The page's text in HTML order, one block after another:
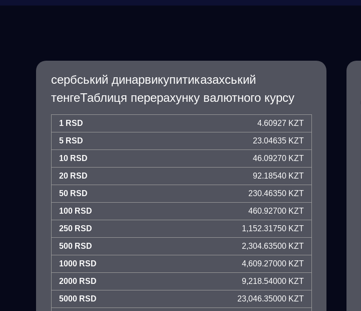
сербський динарвикупитиказахський
тенгеТаблиця перерахунку валютного курсу
1 RSD 4.60927 KZT
5 RSD 23.04635 KZT
10 RSD 46.09270 KZT
20 RSD 92.18540 KZT
50 RSD 230.46350 KZT
100 RSD 460.92700 KZT
250 RSD 1,152.31750 KZT
500 RSD 2,304.63500 KZT
1000 RSD 4,609.27000 KZT
2000 RSD 9,218.54000 KZT
5000 RSD 23,046.35000 KZT